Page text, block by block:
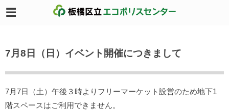
7月8日（日）イベント開催につきまして
7月7日（土）午後３時よりフリーマーケット設営のため地下1
階スペースはご利用できません。